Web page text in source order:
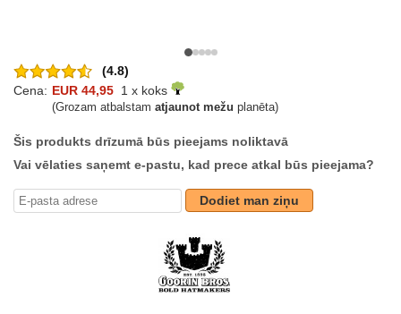
(4.8)
Cena: EUR 44,95 1 x koks
(Grozam atbalstam atjaunot mežu planēta)
Šis produkts drīzumā būs pieejams noliktavā
Vai vēlaties saņemt e-pastu, kad prece atkal būs pieejama?
Dodiet man ziņu